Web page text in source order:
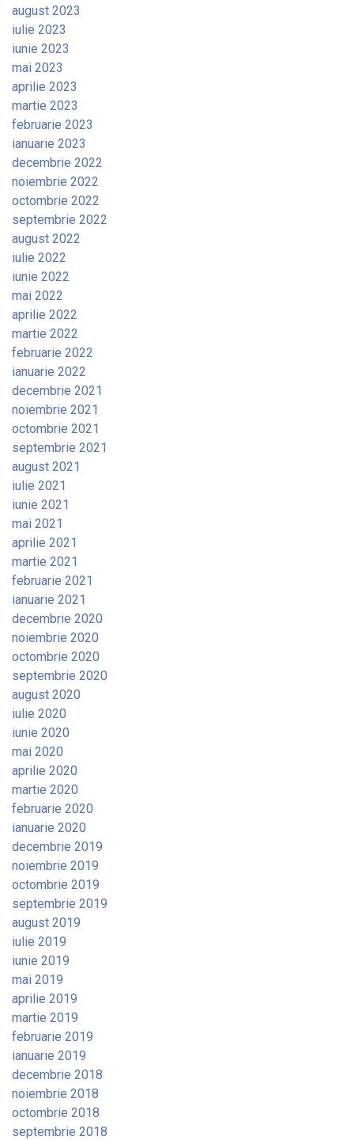
august 2023
iulie 2023
iunie 2023
mai 2023
aprilie 2023
martie 2023
februarie 2023
ianuarie 2023
decembrie 2022
noiembrie 2022
octombrie 2022
septembrie 2022
august 2022
iulie 2022
iunie 2022
mai 2022
aprilie 2022
martie 2022
februarie 2022
ianuarie 2022
decembrie 2021
noiembrie 2021
octombrie 2021
septembrie 2021
august 2021
iulie 2021
iunie 2021
mai 2021
aprilie 2021
martie 2021
februarie 2021
ianuarie 2021
decembrie 2020
noiembrie 2020
octombrie 2020
septembrie 2020
august 2020
iulie 2020
iunie 2020
mai 2020
aprilie 2020
martie 2020
februarie 2020
ianuarie 2020
decembrie 2019
noiembrie 2019
octombrie 2019
septembrie 2019
august 2019
iulie 2019
iunie 2019
mai 2019
aprilie 2019
martie 2019
februarie 2019
ianuarie 2019
decembrie 2018
noiembrie 2018
octombrie 2018
septembrie 2018